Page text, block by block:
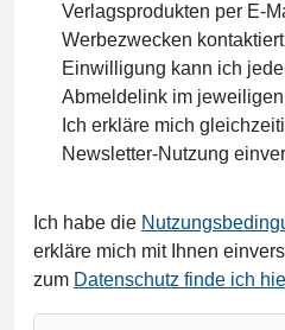
Verlagsprodukten per E-
Werbezwecken
Einwilligung kann ich
Abmeldelink im
Ich erkläre mich
Newsletter-Nutzung
Ich habe die
erkläre mich mit Ihnen
zum Datenschutz finde ich